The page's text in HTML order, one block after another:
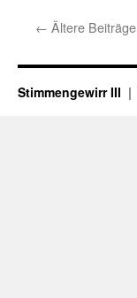
← Ältere Beiträge
Stimmengewirr III